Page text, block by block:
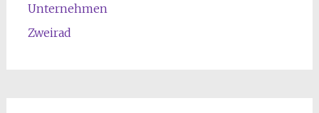
Unternehmen
Zweirad